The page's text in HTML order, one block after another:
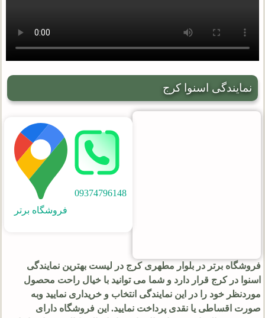
نمایندگی اسنوا کرج
09374796148
فروشگاه برتر
فروشگاه برتر در بلوار مطهری کرج در لیست بهترین نمایندگی
اسنوا در کرج قرار دارد و شما می توانید با خیال راحت محصول
موردنظر خود را در این نمایندگی انتخاب و خریداری نمایید وبه
صورت اقساطی یا نقدی پرداخت نمایید. این فروشگاه دارای